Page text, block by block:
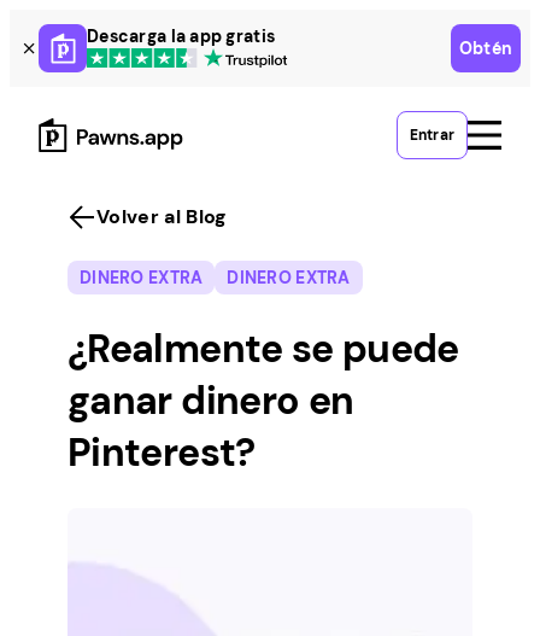
Skip
to
content
Descarga la app gratis
Obtén
Entrar
Volver al Blog
DINERO EXTRA DINERO EXTRA
¿Realmente se puede
ganar dinero en
Pinterest?